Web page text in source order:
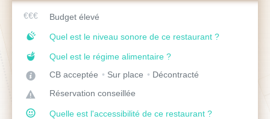
Budget élevé
Quel est le niveau sonore de ce restaurant ?
Quel est le régime alimentaire ?
CB acceptée
Sur place
Décontracté
Réservation conseillée
Quelle est l'accessibilité de ce restaurant ?